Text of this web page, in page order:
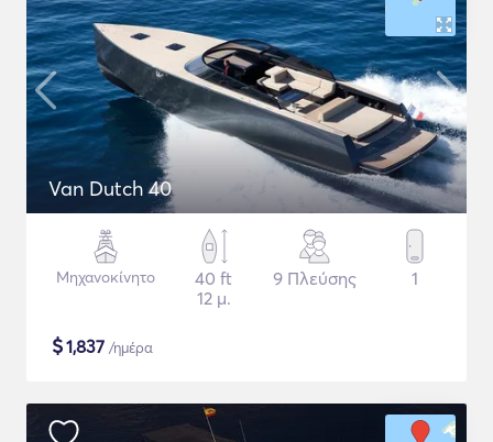
Van Dutch 40
Μηχανοκίνητο
40 ft
12 μ.
9 Πλεύσης 1
$1,837 /ημέρα